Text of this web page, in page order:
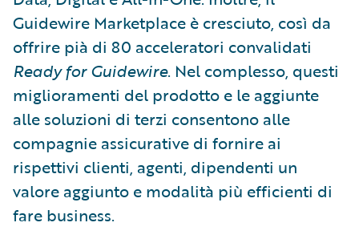
Guidewire Marketplace è cresciuto, così da
offrire pià di 80 acceleratori convalidati
Ready for Guidewire. Nel complesso, questi
miglioramenti del prodotto e le aggiunte
alle soluzioni di terzi consentono alle
compagnie assicurative di fornire ai
rispettivi clienti, agenti, dipendenti un
valore aggiunto e modalità più efficienti di
fare business.